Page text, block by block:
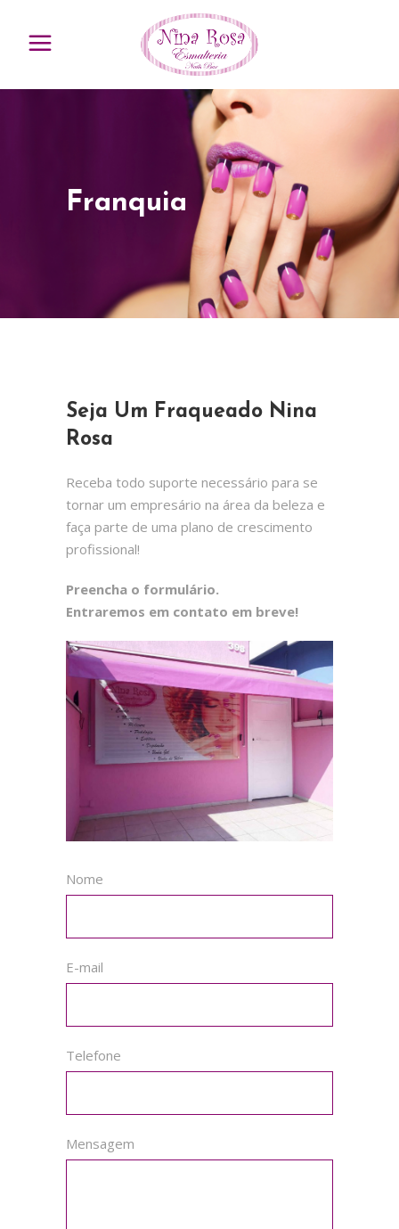
Franquia
Seja Um Fraqueado Nina
Rosa
Receba todo suporte necessário para se
tornar um empresário na área da beleza e
faça parte de uma plano de crescimento
profissional!
Preencha o formulário.
Entraremos em contato em breve!
Nome
E-mail
Telefone
Mensagem